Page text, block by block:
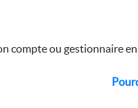
compte ou gestionnaire